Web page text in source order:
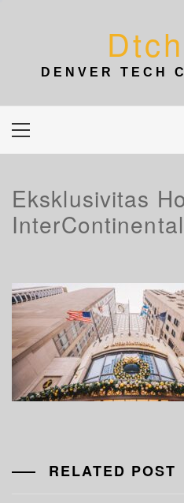
DENVER TECH
Primary
Menu
Eksklusivitas
RELATED POST